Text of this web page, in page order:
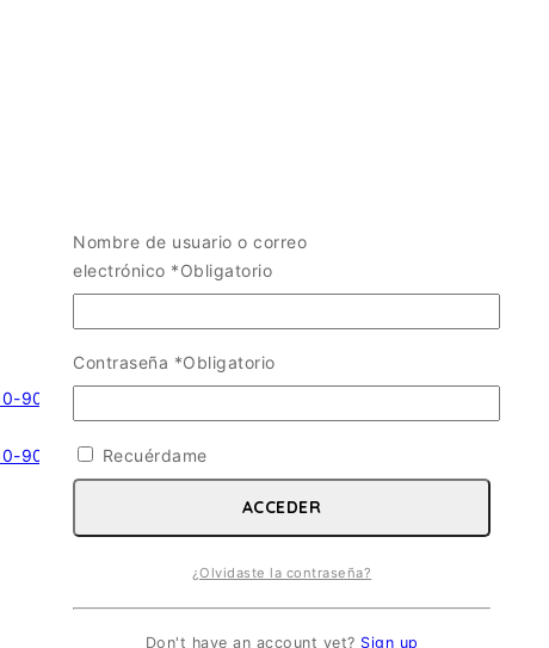
Nombre de usuario o correo
electrónico *Obligatorio
Contraseña *Obligatorio
Recuérdame
ACCEDER
¿Olvidaste la contraseña?
Don't have an account yet? Sign up